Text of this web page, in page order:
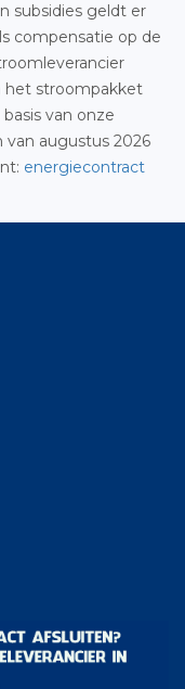
subsidies geldt er
compensatie op de
het stroompakket
van onze
augustus 2026
energiecontract